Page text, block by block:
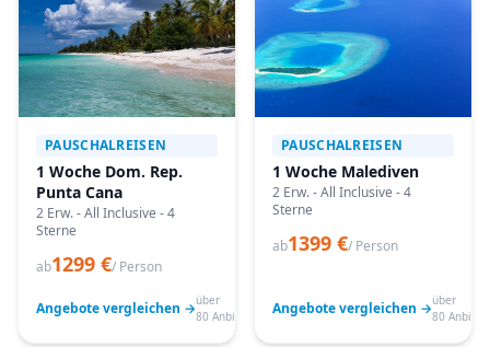
PAUSCHALREISEN
1 Woche Dom. Rep.
Punta Cana
2 Erw. - All Inclusive - 4
Sterne
ab1299 €/ Person
Angebote vergleichen →über
80 Anbieter
PAUSCHALREISEN
1 Woche Malediven
2 Erw. - All Inclusive - 4
Sterne
ab1399 €/ Person
Angebote vergleichen →über
80